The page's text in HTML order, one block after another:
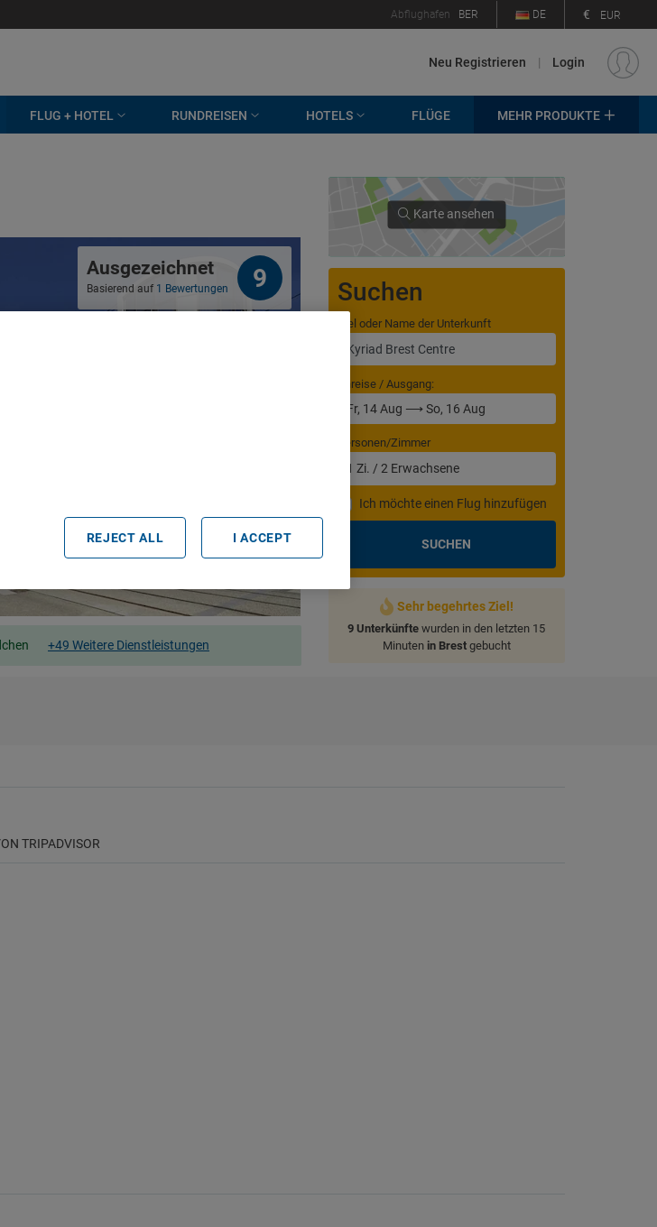
Abflughafen BER DE € EUR
Neu Registrieren | Login
FLUG + HOTEL RUNDREISEN HOTELS FLÜGE MEHR PRODUKTE
Ausgezeichnet
Basierend auf 1 Bewertungen 9
+49 Weitere Dienstleistungen
Karte ansehen
Suchen
Ziel oder Name der Unterkunft
Anreise / Ausgang:
Personen/Zimmer
1 Zi. / 2 Erwachsene
Ich möchte einen Flug hinzufügen
SUCHEN
Sehr begehrtes Ziel!
9 Unterkünfte wurden in den letzten 15
Minutenin Brestgebucht
TRIPADVISOR
REJECT ALL I ACCEPT